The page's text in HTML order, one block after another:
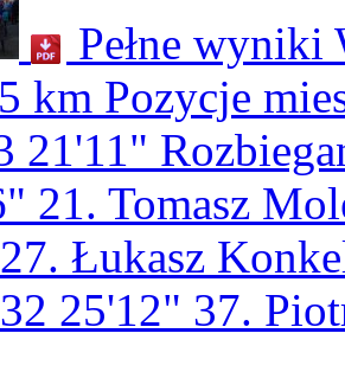
Pełne
km Pozycje
21'11"
21. Tomasz
Łukasz
25'12" 37.